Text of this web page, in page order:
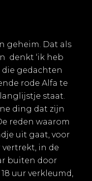
geheim. Dat als
denkt ‘ik heb
die gedachten
rode Alfa te
staat.
ding dat zijn
reden waarom
uit gaat, voor
in de
buiten door
uur verkleumd,